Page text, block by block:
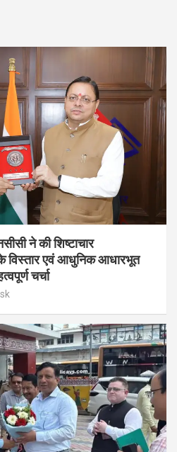
ने की शिष्टाचार
विस्तार एवं आधुनिक आधारभूत
चर्चा